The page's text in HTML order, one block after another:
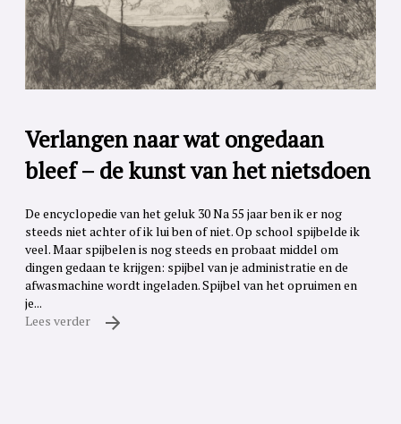
Verlangen naar wat ongedaan
bleef – de kunst van het nietsdoen
De encyclopedie van het geluk 30 Na 55 jaar ben ik er nog
steeds niet achter of ik lui ben of niet. Op school spijbelde ik
veel. Maar spijbelen is nog steeds en probaat middel om
dingen gedaan te krijgen: spijbel van je administratie en de
afwasmachine wordt ingeladen. Spijbel van het opruimen en
je...
Lees verder